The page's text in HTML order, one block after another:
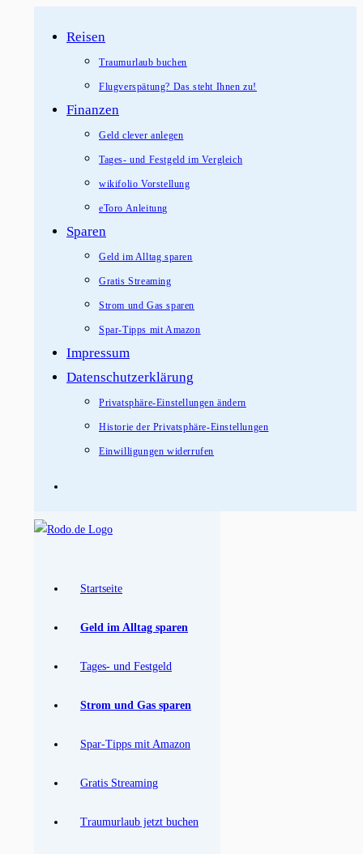
Inhalt
Reisen
Traumurlaub buchen
Flugverspätung? Das steht Ihnen zu!
Finanzen
Geld clever anlegen
Tages- und Festgeld im Vergleich
wikifolio Vorstellung
eToro Anleitung
Sparen
Geld im Alltag sparen
Gratis Streaming
Strom und Gas sparen
Spar-Tipps mit Amazon
Impressum
Datenschutzerklärung
Privatsphäre-Einstellungen ändern
Historie der Privatsphäre-Einstellungen
Einwilligungen widerrufen
Startseite
Geld im Alltag sparen
Tages- und Festgeld
Strom und Gas sparen
Spar-Tipps mit Amazon
Gratis Streaming
Traumurlaub jetzt buchen